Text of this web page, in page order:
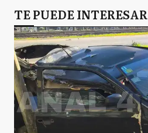
TE PUEDE INTERESAR